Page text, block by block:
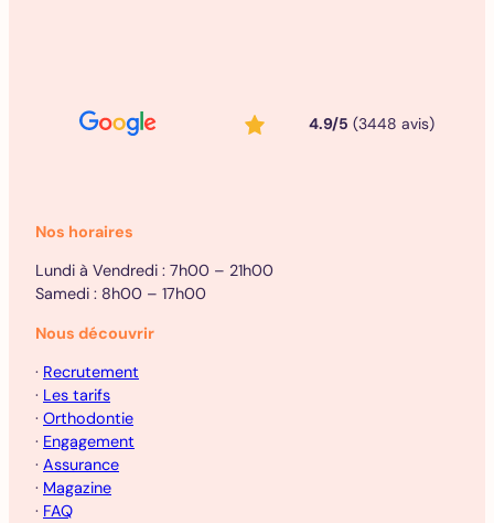
4.9/5 (3448 avis)
Nos horaires
Lundi à Vendredi : 7h00 – 21h00
Samedi : 8h00 – 17h00
Nous découvrir
· Recrutement
· Les tarifs
· Orthodontie
· Engagement
· Assurance
· Magazine
· FAQ